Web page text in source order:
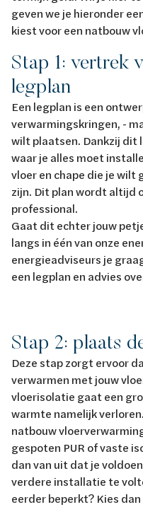
geven we je hieronder
kiest voor een natbouw
Stap 1: vertrek
legplan
Een legplan is een
verwarmingskringen, -
wilt plaatsen. Dankzij dit
waar je alles moet
vloer en chape die je wilt
zijn. Dit plan wordt altijd
professional.
Gaat dit echter jouw
langs in één van onze
energieadviseurs je
een legplan en advies
Stap 2: plaats
Deze stap zorgt ervoor
verwarmen met jouw
vloerisolatie gaat een
warmte namelijk
natbouw
gespoten PUR of vaste
dan van uit dat je
verdere installatie te
eerder beperkt? Kies